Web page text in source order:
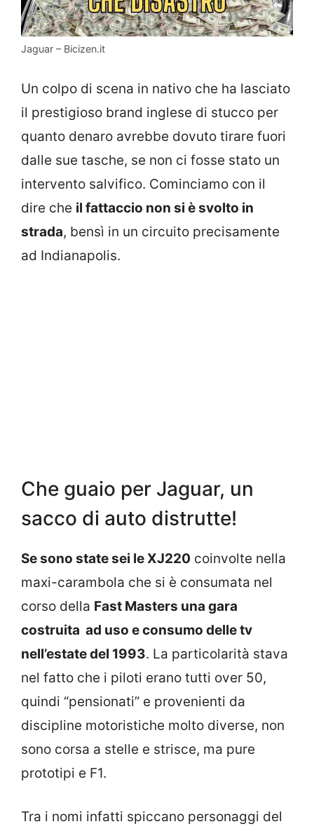
Jaguar – Bicizen.it
Un colpo di scena in nativo che ha lasciato
il prestigioso brand inglese di stucco per
quanto denaro avrebbe dovuto tirare fuori
dalle sue tasche, se non ci fosse stato un
intervento salvifico. Cominciamo con il
dire che il fattaccio non si è svolto in
strada, bensì in un circuito precisamente
ad Indianapolis.
Che guaio per Jaguar, un
sacco di auto distrutte!
Se sono state sei le XJ220 coinvolte nella
maxi-carambola che si è consumata nel
corso della Fast Masters una gara
costruita ad uso e consumo delle tv
nell’estate del 1993. La particolarità stava
nel fatto che i piloti erano tutti over 50,
quindi “pensionati” e provenienti da
discipline motoristiche molto diverse, non
sono corsa a stelle e strisce, ma pure
prototipi e F1.
Tra i nomi infatti spiccano personaggi del